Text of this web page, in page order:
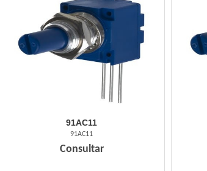
91AC11
91AC11
Consultar